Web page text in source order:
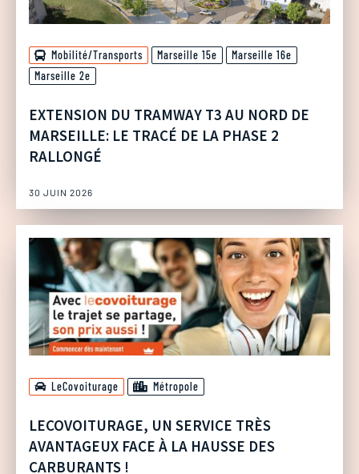
Mobilité/Transports Marseille 15e
Marseille 16e
Marseille 2e
EXTENSION DU TRAMWAY T3 AU NORD DE
MARSEILLE: LE TRACÉ DE LA PHASE 2
RALLONGÉ
30 JUIN 2026
LeCovoiturage Métropole
LECOVOITURAGE, UN SERVICE TRÈS
AVANTAGEUX FACE À LA HAUSSE DES
CARBURANTS !